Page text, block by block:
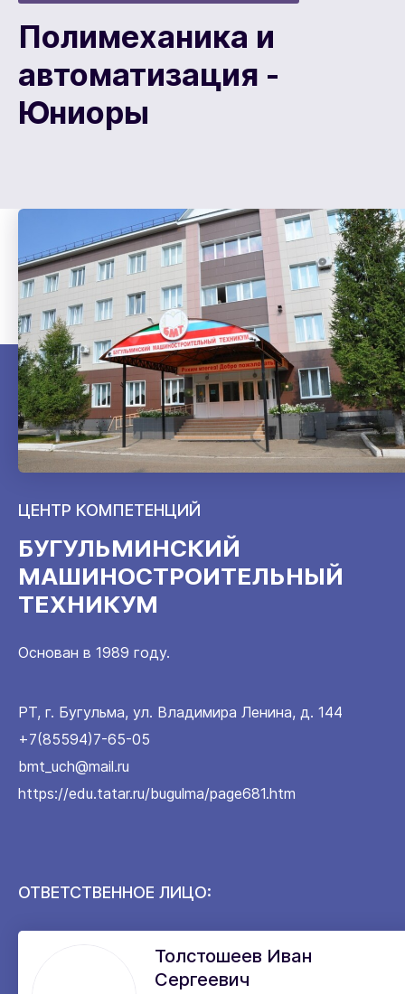
Полимеханика и
автоматизация -
Юниоры
ЦЕНТР КОМПЕТЕНЦИЙ
БУГУЛЬМИНСКИЙ
МАШИНОСТРОИТЕЛЬНЫЙ
ТЕХНИКУМ
Основан в 1989 году.
РТ, г. Бугульма, ул. Владимира Ленина, д. 144
+7(85594)7-65-05
bmt_uch@mail.ru
https://edu.tatar.ru/bugulma/page681.htm
ОТВЕТСТВЕННОЕ ЛИЦО:
Толстошеев Иван
Сергеевич